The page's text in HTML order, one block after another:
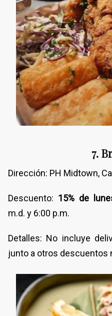
7.
Dirección: PH Midtown,
Descuento: 15% de
m.d. y 6:00 p.m.
Detalles: No incluye
junto a otros descuentos